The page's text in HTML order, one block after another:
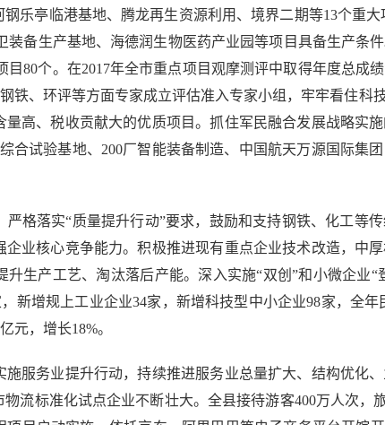
乐亭临港基地、腾龙再生资源利用、境界二期等13个重
备生产基地、海德润生物医药产业园等项目具备生产条
80个。在2017年全市重点项目观摩测评中取得年度总成
铁、环评等方面专家成立评估准入专家小组，牢牢看住科
高、税收贡献大的优质项目。抓住军民融合发展战略实
合试验基地、200厂智能装备制造、中国航天万源国际集
落实“质量提升行动”要求，鼓励和支持钢铁、化工等
业核心竞争能力。积极推进现有重点企业技术改造，中
生产工艺、淘汰落后产能。深入实施“双创”和小微企业“
新增规上工业企业34家，新增科技型中小企业98家，全
元，增长18%。
务业提升行动，持续推进服务业总量扩大、结构优化
流标准化试点企业不断壮大。全县接待游客400万人次，